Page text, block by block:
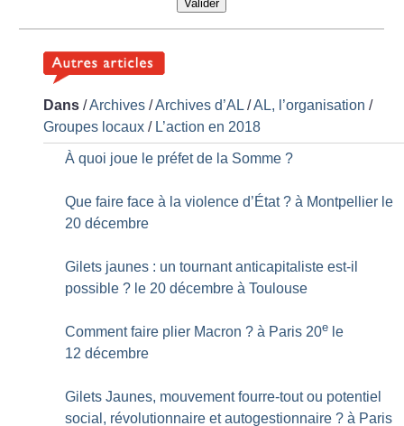
Valider
Dans /Archives /Archives d’AL /AL, l’organisation /
Groupes locaux / L’action en 2018
À quoi joue le préfet de la Somme ?
Que faire face à la violence d’État ? à Montpellier le
20 décembre
Gilets jaunes : un tournant anticapitaliste est-il
possible ? le 20 décembre à Toulouse
Comment faire plier Macron ? à Paris 20e le
12 décembre
Gilets Jaunes, mouvement fourre-tout ou potentiel
social, révolutionnaire et autogestionnaire ? à Paris